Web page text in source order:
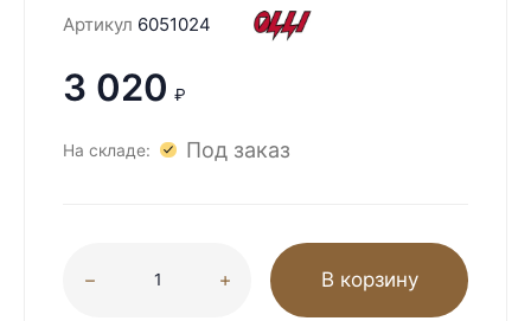
Артикул 6051024
3 020 ₽
На складе: Под заказ
В корзину